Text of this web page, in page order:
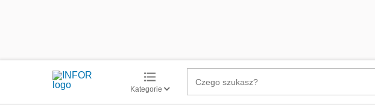
Kategorie